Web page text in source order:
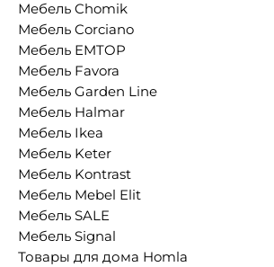
Мебель Chomik
Мебель Corciano
Мебель EMTOP
Мебель Favora
Мебель Garden Line
Мебель Halmar
Мебель Ikea
Мебель Keter
Мебель Kontrast
Мебель Mebel Elit
Мебель SALE
Мебель Signal
Товары для дома Homla